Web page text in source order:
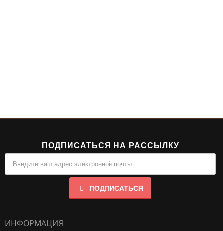
ПОДПИСАТЬСЯ НА РАССЫЛКУ
ПОДПИСАТЬСЯ
ИНФОРМАЦИЯ